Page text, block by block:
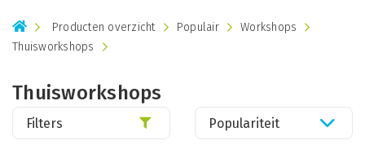
Producten overzicht Populair
Workshops
Thuisworkshops
Thuisworkshops
Filters Populariteit